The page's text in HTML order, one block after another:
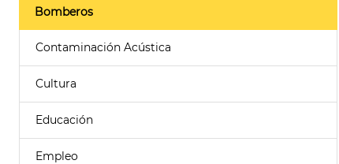
Bomberos
Contaminación Acústica
Cultura
Educación
Empleo